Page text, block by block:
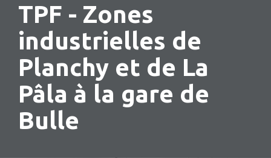
TPF - Zones
industrielles de
Planchy et de La
Pâla à la gare de
Bulle